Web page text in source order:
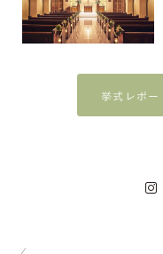
挙式レポー